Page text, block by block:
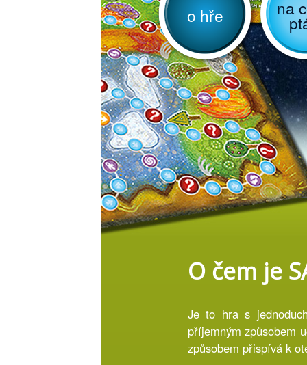
o hře na
O čem je
Je to hra s
příjemným způsobem
způsobem přispívá k